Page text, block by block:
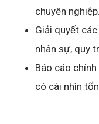
chuyên nghiệp.
Giải quyết
nhân sự, quy
Báo cáo
có cái nhìn